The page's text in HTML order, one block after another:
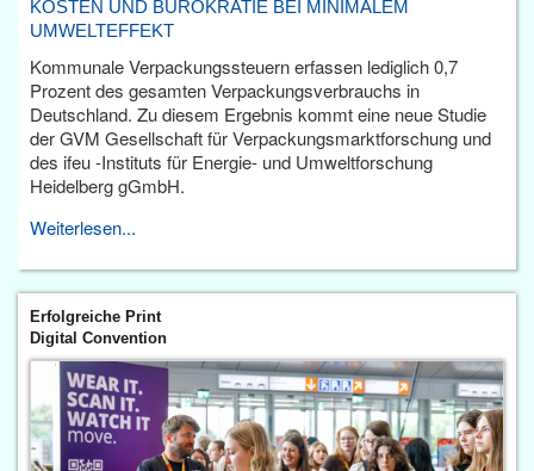
KOSTEN UND BÜROKRATIE BEI MINIMALEM
UMWELTEFFEKT
Kommunale Verpackungssteuern erfassen lediglich 0,7
Prozent des gesamten Verpackungsverbrauchs in
Deutschland. Zu diesem Ergebnis kommt eine neue Studie
der GVM Gesellschaft für Verpackungsmarktforschung und
des ifeu -Instituts für Energie- und Umweltforschung
Heidelberg gGmbH.
Weiterlesen...
Erfolgreiche Print
Digital Convention